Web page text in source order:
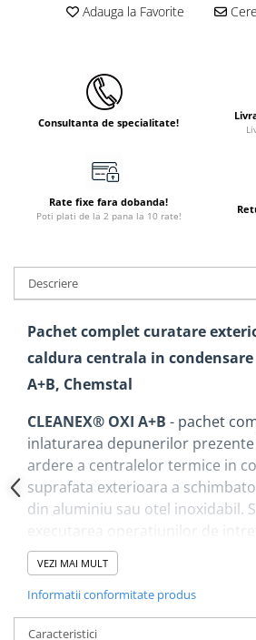
Aparate de aer conditionat
Perdele de aer
Rooftop-uri pentru racire si
incalzire
Unitati motocondensante
Sisteme evaporative de climatizare
Ventilatoare pentru baie
Ventilatoare pentru tubulatura
Filtrare si odorizare aer
Accesorii echipamente de
ventilatie si climatizare
Instalatii de apa si canalizare
Alimentare cu apa
Canalizare exterioara
Canalizare pluviala
Distributie apa
Adauga la Favorite
Consultanta de specialitate!
Rate fixe fara dobanda!
Poti plati de la 2 pana la 10 rate!
Descriere
Pachet complet curatare
caldura centrala in condensare
A+B, Chemstal
CLEANEX® OXI A+B - pachet
inlaturarea depunerilor
ardere a centralelor termice in
suprafata exterioara a
din aluminiu sau otel inoxidabil.
executarea operatiunilor de
in vederea unei curatari eficienta
de caldura, pentru imbunatatirea
termic si asigurarea evacuarii
gazelor arse si a condensului
VEZI MAI MULT
Informatii conformitate produs
Caracteristici